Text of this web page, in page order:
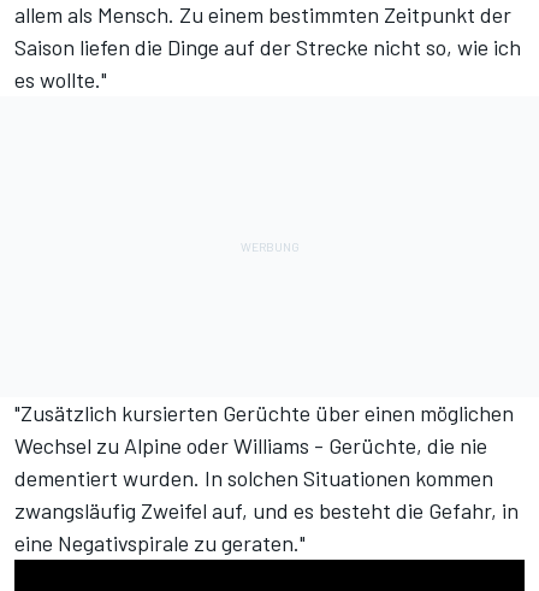
allem als Mensch. Zu einem bestimmten Zeitpunkt der
Saison liefen die Dinge auf der Strecke nicht so, wie ich
es wollte."
"Zusätzlich kursierten Gerüchte über einen möglichen
Wechsel zu Alpine oder Williams - Gerüchte, die nie
dementiert wurden. In solchen Situationen kommen
zwangsläufig Zweifel auf, und es besteht die Gefahr, in
eine Negativspirale zu geraten."